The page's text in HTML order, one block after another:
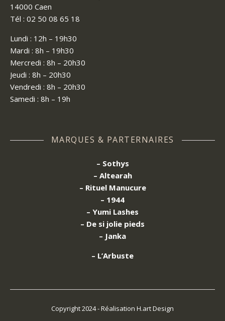
14000 Caen
Tél : 02 50 08 65 18
Lundi : 12h – 19h30
Mardi : 8h – 19h30
Mercredi : 8h – 20h30
Jeudi : 8h – 20h30
Vendredi : 8h – 20h30
Samedi : 8h – 19h
MARQUES & PARTERNAIRES
– Sothys
– Altearah
– Rituel Manucure
– 1944
– Yumi Lashes
– De si jolie pieds
– Janka
– L’Arbuste
Copyright 2024 - Réalisation H.art Design